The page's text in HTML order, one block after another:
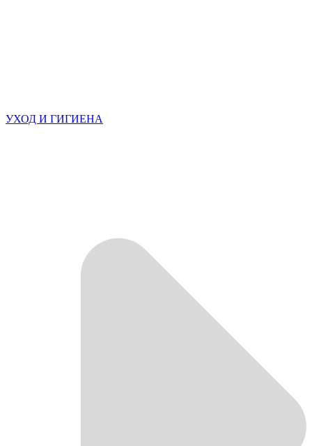
УХОД И ГИГИЕНА